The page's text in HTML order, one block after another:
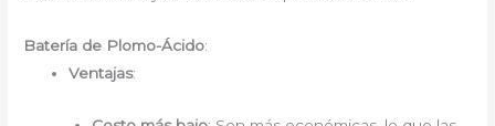
Batería de Plomo-Ácido:
Ventajas: